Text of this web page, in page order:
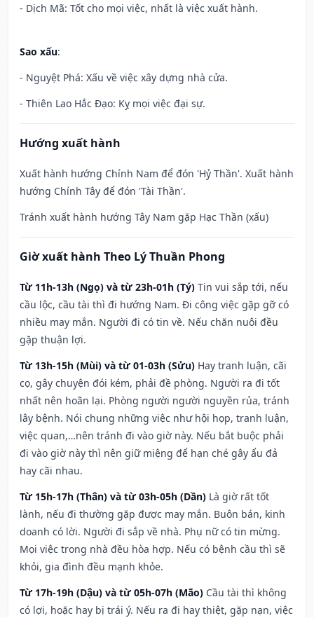
- Dịch Mã: Tốt cho mọi việc, nhất là việc xuất hành.
Sao xấu:
- Nguyệt Phá: Xấu về việc xây dựng nhà cửa.
- Thiên Lao Hắc Đạo: Kỵ mọi việc đại sự.
Hướng xuất hành
Xuất hành hướng Chính Nam để đón 'Hỷ Thần'. Xuất hành
hướng Chính Tây để đón 'Tài Thần'.
Tránh xuất hành hướng Tây Nam gặp Hạc Thần (xấu)
Giờ xuất hành Theo Lý Thuần Phong
Từ 11h-13h (Ngọ) và từ 23h-01h (Tý) Tin vui sắp tới, nếu
cầu lộc, cầu tài thì đi hướng Nam. Đi công việc gặp gỡ có
nhiều may mắn. Người đi có tin về. Nếu chăn nuôi đều
gặp thuận lợi.
Từ 13h-15h (Mùi) và từ 01-03h (Sửu) Hay tranh luận, cãi
cọ, gây chuyện đói kém, phải đề phòng. Người ra đi tốt
nhất nên hoãn lại. Phòng người người nguyền rủa, tránh
lây bệnh. Nói chung những việc như hội họp, tranh luận,
việc quan,…nên tránh đi vào giờ này. Nếu bắt buộc phải
đi vào giờ này thì nên giữ miệng để hạn ché gây ẩu đả
hay cãi nhau.
Từ 15h-17h (Thân) và từ 03h-05h (Dần) Là giờ rất tốt
lành, nếu đi thường gặp được may mắn. Buôn bán, kinh
doanh có lời. Người đi sắp về nhà. Phụ nữ có tin mừng.
Mọi việc trong nhà đều hòa hợp. Nếu có bệnh cầu thì sẽ
khỏi, gia đình đều mạnh khỏe.
Từ 17h-19h (Dậu) và từ 05h-07h (Mão) Cầu tài thì không
có lợi, hoặc hay bị trái ý. Nếu ra đi hay thiệt, gặp nạn, việc